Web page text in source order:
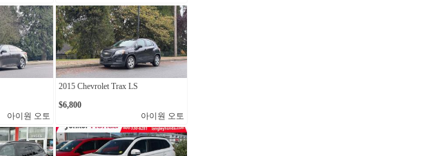
아이원 오토
2015 Chevrolet Trax LS
$6,800
아이원 오토